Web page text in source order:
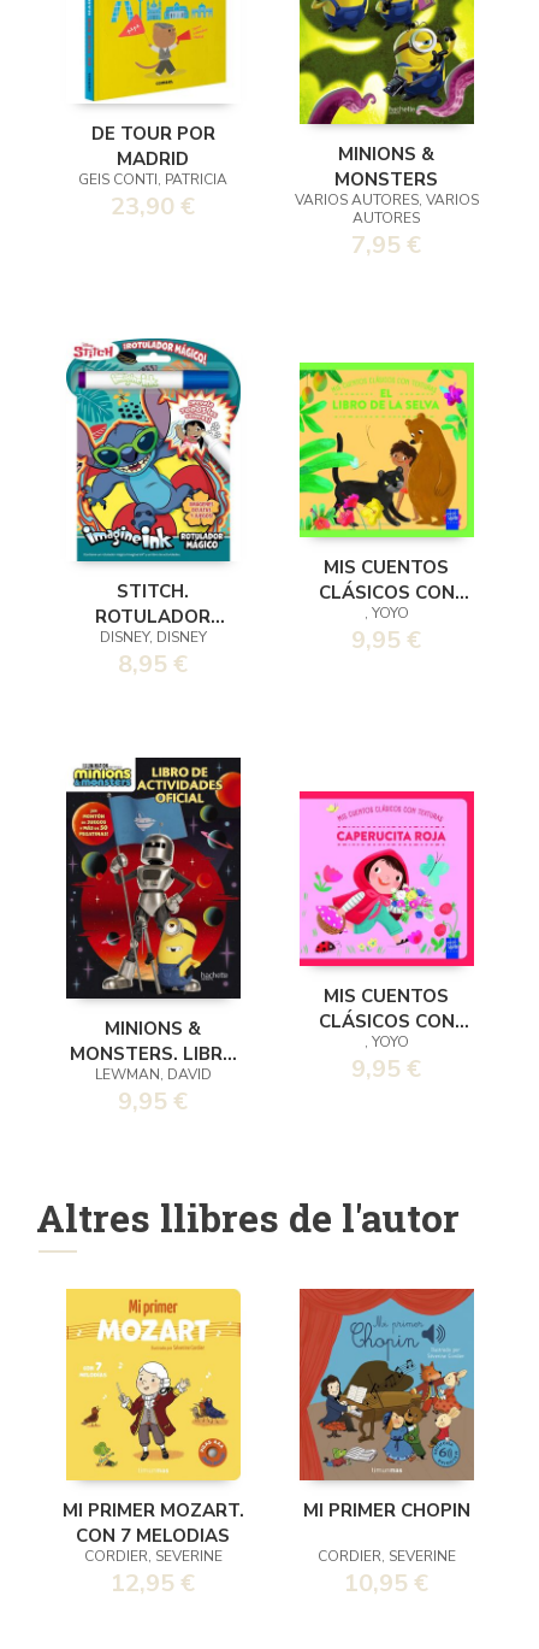
DE TOUR POR
MADRID
GEIS CONTI, PATRICIA
23,90 €
MINIONS &
MONSTERS
VARIOS AUTORES, VARIOS
AUTORES
7,95 €
STITCH.
ROTULADOR
MÁGICO
DISNEY, DISNEY
8,95 €
MIS CUENTOS
CLÁSICOS CON
TEXTURAS. EL
LIBRO DE LA SELVA
, YOYO
9,95 €
MINIONS &
MONSTERS. LIBRO
DE ACTIVIDADES
OFICIAL
LEWMAN, DAVID
9,95 €
MIS CUENTOS
CLÁSICOS CON
TEXTURAS.
CAPERUCITA ROJA
, YOYO
9,95 €
Altres llibres de l'autor
MI PRIMER MOZART.
CON 7 MELODIAS
CORDIER, SEVERINE
12,95 €
MI PRIMER CHOPIN
CORDIER, SEVERINE
10,95 €